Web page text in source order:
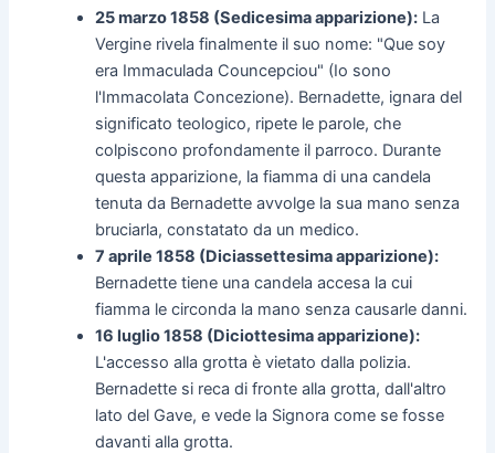
25 marzo 1858 (Sedicesima apparizione): La
Vergine rivela finalmente il suo nome: "Que soy
era Immaculada Councepciou" (Io sono
l'Immacolata Concezione). Bernadette, ignara del
significato teologico, ripete le parole, che
colpiscono profondamente il parroco. Durante
questa apparizione, la fiamma di una candela
tenuta da Bernadette avvolge la sua mano senza
bruciarla, constatato da un medico.
7 aprile 1858 (Diciassettesima apparizione):
Bernadette tiene una candela accesa la cui
fiamma le circonda la mano senza causarle danni.
16 luglio 1858 (Diciottesima apparizione):
L'accesso alla grotta è vietato dalla polizia.
Bernadette si reca di fronte alla grotta, dall'altro
lato del Gave, e vede la Signora come se fosse
davanti alla grotta.